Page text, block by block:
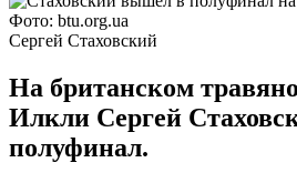
Фото: btu.org.ua
Сергей Стаховский
На британском
Илкли Сергей
полуфинал.